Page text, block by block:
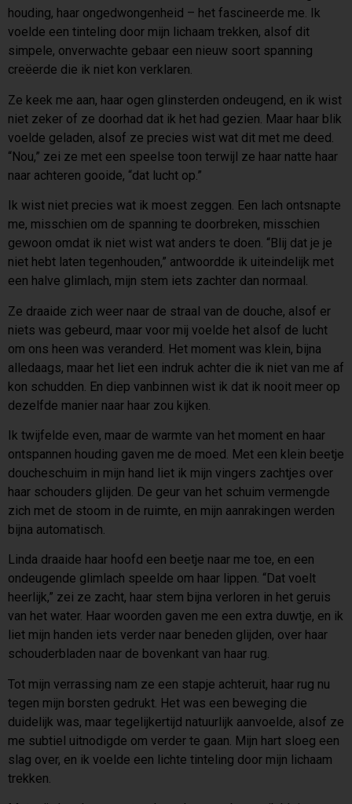
houding, haar ongedwongenheid – het fascineerde me. Ik
voelde een tinteling door mijn lichaam trekken, alsof dit
simpele, onverwachte gebaar een nieuw soort spanning
creëerde die ik niet kon verklaren.
Ze keek me aan, haar ogen glinsterden ondeugend, en ik wist
niet zeker of ze doorhad dat ik het had gezien. Maar haar blik
voelde geladen, alsof ze precies wist wat dit met me deed.
“Nou,” zei ze met een speelse toon terwijl ze haar natte haar
naar achteren gooide, “dat lucht op.”
Ik wist niet precies wat ik moest zeggen. Een lach ontsnapte
me, misschien om de spanning te doorbreken, misschien
gewoon omdat ik niet wist wat anders te doen. “Blij dat je je
niet hebt laten tegenhouden,” antwoordde ik uiteindelijk met
een halve glimlach, mijn stem iets zachter dan normaal.
Ze draaide zich weer naar de straal van de douche, alsof er
niets was gebeurd, maar voor mij voelde het alsof de lucht
om ons heen was veranderd. Het moment was klein, bijna
alledaags, maar het liet een indruk achter die ik niet van me af
kon schudden. En diep vanbinnen wist ik dat ik nooit meer op
dezelfde manier naar haar zou kijken.
Ik twijfelde even, maar de warmte van het moment en haar
ontspannen houding gaven me de moed. Met een klein beetje
doucheschuim in mijn hand liet ik mijn vingers zachtjes over
haar schouders glijden. De geur van het schuim vermengde
zich met de stoom in de ruimte, en mijn aanrakingen werden
bijna automatisch.
Linda draaide haar hoofd een beetje naar me toe, en een
ondeugende glimlach speelde om haar lippen. “Dat voelt
heerlijk,” zei ze zacht, haar stem bijna verloren in het geruis
van het water. Haar woorden gaven me een extra duwtje, en ik
liet mijn handen iets verder naar beneden glijden, over haar
schouderbladen naar de bovenkant van haar rug.
Tot mijn verrassing nam ze een stapje achteruit, haar rug nu
tegen mijn borsten gedrukt. Het was een beweging die
duidelijk was, maar tegelijkertijd natuurlijk aanvoelde, alsof ze
me subtiel uitnodigde om verder te gaan. Mijn hart sloeg een
slag over, en ik voelde een lichte tinteling door mijn lichaam
trekken.